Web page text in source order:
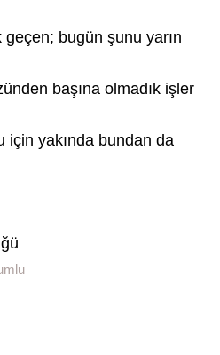
bugün şunu yarın
başına olmadık işler
için yakında bundan da